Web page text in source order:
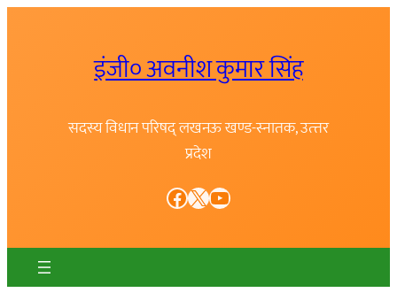
इंजी० अवनीश कुमार सिंह
सदस्य विधान परिषद् लखनऊ खण्ड-स्नातक, उत्त्तर
प्रदेश
Facebook X YouTube